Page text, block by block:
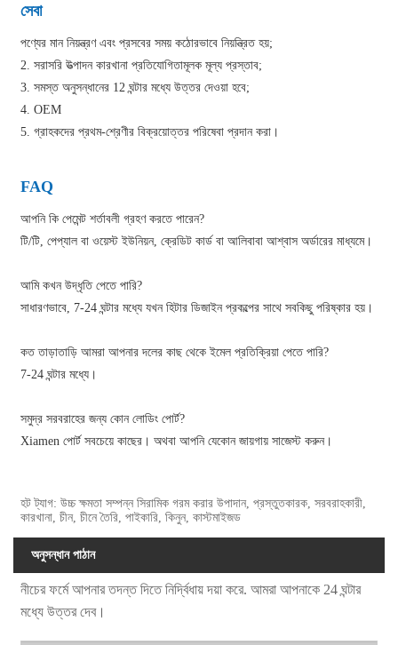
সেবা
পণ্যের মান নিয়ন্ত্রণ এবং প্রসবের সময় কঠোরভাবে নিয়ন্ত্রিত হয়;
2. সরাসরি উত্পাদন কারখানা প্রতিযোগিতামূলক মূল্য প্রস্তাব;
3. সমস্ত অনুসন্ধানের 12 ঘন্টার মধ্যে উত্তর দেওয়া হবে;
4. OEM
5. গ্রাহকদের প্রথম-শ্রেণীর বিক্রয়োত্তর পরিষেবা প্রদান করা।
FAQ
আপনি কি পেমেন্ট শর্তাবলী গ্রহণ করতে পারেন?
টি/টি, পেপ্যাল ​​বা ওয়েস্ট ইউনিয়ন, ক্রেডিট কার্ড বা আলিবাবা আশ্বাস অর্ডারের মাধ্যমে।
আমি কখন উদ্ধৃতি পেতে পারি?
সাধারণভাবে, 7-24 ঘন্টার মধ্যে যখন হিটার ডিজাইন প্রকল্পের সাথে সবকিছু পরিষ্কার হয়।
কত তাড়াতাড়ি আমরা আপনার দলের কাছ থেকে ইমেল প্রতিক্রিয়া পেতে পারি?
7-24 ঘন্টার মধ্যে।
সমুদ্র সরবরাহের জন্য কোন লোডিং পোর্ট?
Xiamen পোর্ট সবচেয়ে কাছের। অথবা আপনি যেকোন জায়গায় সাজেস্ট করুন।
হট ট্যাগ: উচ্চ ক্ষমতা সম্পন্ন সিরামিক গরম করার উপাদান, প্রস্তুতকারক, সরবরাহকারী,
কারখানা, চীন, চীনে তৈরি, পাইকারি, কিনুন, কাস্টমাইজড
অনুসন্ধান পাঠান
নীচের ফর্মে আপনার তদন্ত দিতে নির্দ্বিধায় দয়া করে. আমরা আপনাকে 24 ঘন্টার
মধ্যে উত্তর দেব।